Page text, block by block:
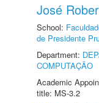
José
School:
de Presidente
Department:
COMPUTAÇÃO
Academic
title: MS-3.2